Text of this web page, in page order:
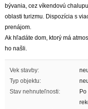
bývania, cez víkendovú
oblasti turizmu. Dispozícia s
prenájom.
Ak hľadáte dom, ktorý má
ho našli.
Vek stavby:
Typ objektu:
Stav nehnuteľnosti: